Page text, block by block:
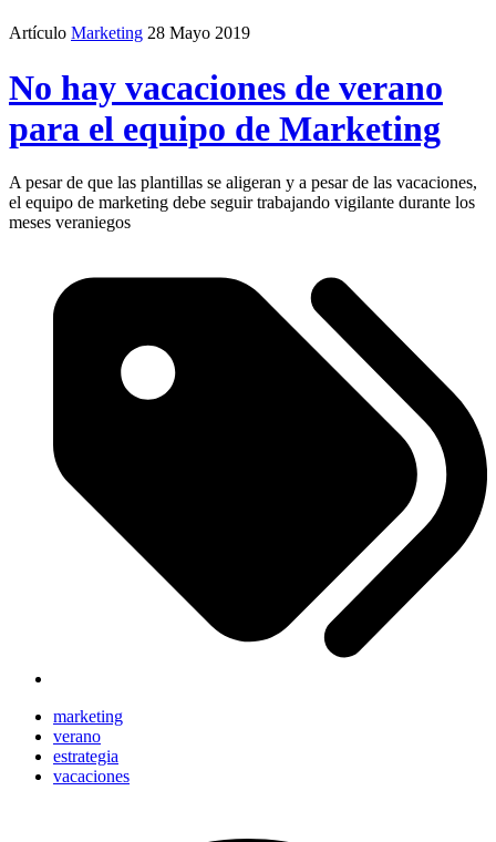
Artículo Marketing 28 Mayo 2019
No hay vacaciones de verano
para el equipo de Marketing
A pesar de que las plantillas se aligeran y a pesar de las vacaciones,
el equipo de marketing debe seguir trabajando vigilante durante los
meses veraniegos
marketing
verano
estrategia
vacaciones